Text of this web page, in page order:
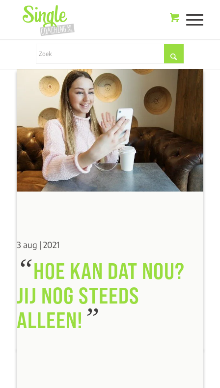
3 aug | 2021
“HOE KAN DAT NOU?
JIJ NOG STEEDS
ALLEEN! ”